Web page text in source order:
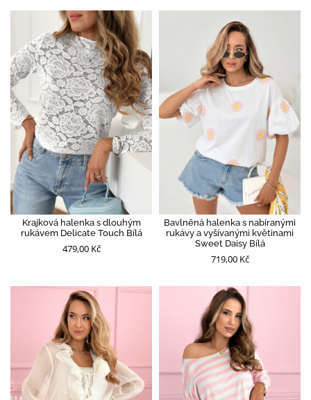
Krajková halenka s dlouhým
rukávem Delicate Touch Bílá
479,00 Kč
Bavlněná halenka s nabíranými
rukávy a vyšívanými květinami
Sweet Daisy Bílá
719,00 Kč